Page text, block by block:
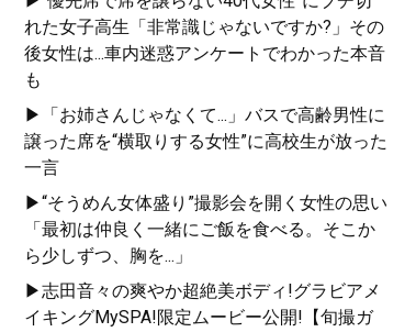
れた女子高生「非常識じゃないですか?」その
後女性は...車内迷惑アンケートでわかった本音
も
▶「お姉さんじゃなくて...」バスで高齢男性に
譲った席を“横取りする女性”に高校生が放った
一言
▶“そうめん女体盛り”撮影会を開く女性の思い
「最初は仲良く一緒にご飯を食べる。そこか
ら少しずつ、胸を...」
▶志田音々の爽やか超絶美ボディ!グラビアメ
イキングMySPA!限定ムービー公開!【旬撮ガ